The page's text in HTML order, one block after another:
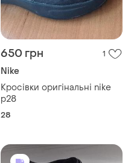
650 грн 1
Nike
Кросівки оригінальні nike
p28
28